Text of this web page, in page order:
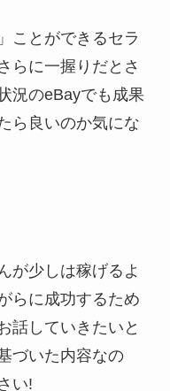
ことができるセラ
らに一握りだとさ
況のeBayでも成果
ら良いのか気にな
が少しは稼げるよ
らに成功するため
話していきたいと
づいた内容なの
い!